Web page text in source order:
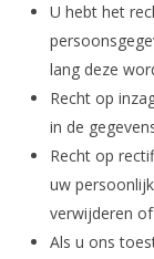
U hebt het
lang deze
Recht op
in de
Recht op
uw
verwijderen
Als u ons